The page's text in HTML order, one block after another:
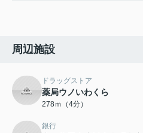
周辺施設
ドラッグストア
薬局ウノいわくら
278ｍ（4分）
銀行